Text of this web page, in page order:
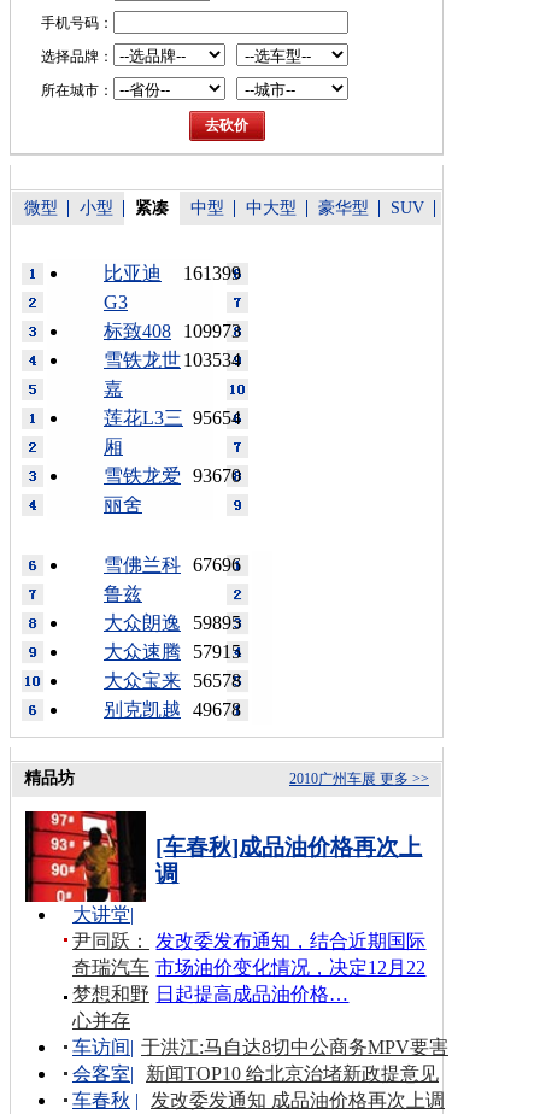
手机号码：
选择品牌：
所在城市：
微型 小型 紧凑 中型 中大型 豪华型 SUV
161399
比亚迪
G3
109973
标致408
103534
雪铁龙世
嘉
95654
莲花L3三
厢
93670
雪铁龙爱
丽舍
67696
雪佛兰科
鲁兹
59895
大众朗逸
57915
大众速腾
56578
大众宝来
49678
别克凯越
更多 >>
2010广州车展
精品坊
[车春秋]成品油价格再次上
调
发改委发布通知，结合近期国际
市场油价变化情况，决定12月22
日起提高成品油价格…
大讲堂|
尹同跃：
奇瑞汽车
梦想和野
心并存
车访间| 于洪江:马自达8切中公商务MPV要害
会客室|
新闻TOP10 给北京治堵新政提意见
车春秋 |
发改委发通知 成品油价格再次上调